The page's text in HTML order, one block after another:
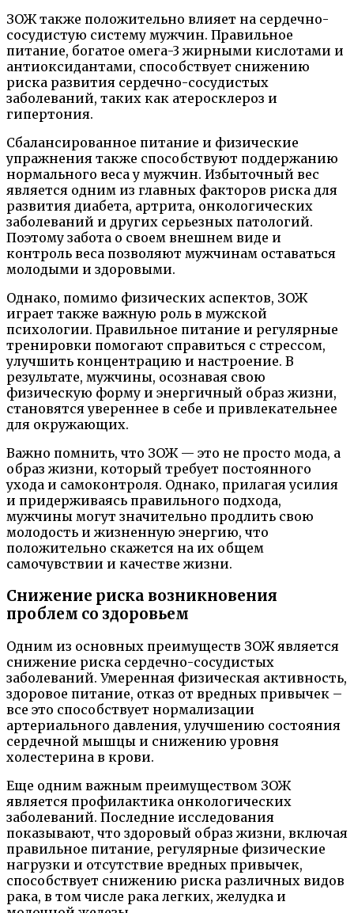
ЗОЖ также положительно влияет на сердечно-
сосудистую систему мужчин. Правильное
питание, богатое омега-3 жирными кислотами и
антиоксидантами, способствует снижению
риска развития сердечно-сосудистых
заболеваний, таких как атеросклероз и
гипертония.
Сбалансированное питание и физические
упражнения также способствуют поддержанию
нормального веса у мужчин. Избыточный вес
является одним из главных факторов риска для
развития диабета, артрита, онкологических
заболеваний и других серьезных патологий.
Поэтому забота о своем внешнем виде и
контроль веса позволяют мужчинам оставаться
молодыми и здоровыми.
Однако, помимо физических аспектов, ЗОЖ
играет также важную роль в мужской
психологии. Правильное питание и регулярные
тренировки помогают справиться с стрессом,
улучшить концентрацию и настроение. В
результате, мужчины, осознавая свою
физическую форму и энергичный образ жизни,
становятся увереннее в себе и привлекательнее
для окружающих.
Важно помнить, что ЗОЖ — это не просто мода, а
образ жизни, который требует постоянного
ухода и самоконтроля. Однако, прилагая усилия
и придерживаясь правильного подхода,
мужчины могут значительно продлить свою
молодость и жизненную энергию, что
положительно скажется на их общем
самочувствии и качестве жизни.
Снижение риска возникновения
проблем со здоровьем
Одним из основных преимуществ ЗОЖ является
снижение риска сердечно-сосудистых
заболеваний. Умеренная физическая активность,
здоровое питание, отказ от вредных привычек –
все это способствует нормализации
артериального давления, улучшению состояния
сердечной мышцы и снижению уровня
холестерина в крови.
Еще одним важным преимуществом ЗОЖ
является профилактика онкологических
заболеваний. Последние исследования
показывают, что здоровый образ жизни, включая
правильное питание, регулярные физические
нагрузки и отсутствие вредных привычек,
способствует снижению риска различных видов
рака, в том числе рака легких, желудка и